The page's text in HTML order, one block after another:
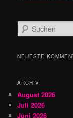
u
h
NEUESTE
ARCHIV
August 2026
Juli 2026
Juni 2026